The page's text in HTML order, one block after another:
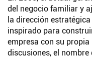
del negocio familiar y
la dirección
inspirado para
empresa con su
discusiones, el